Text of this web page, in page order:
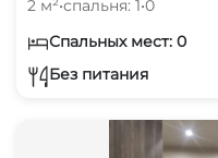
2 м²•спальня: 1•0
Спальных мест: 0
Без питания